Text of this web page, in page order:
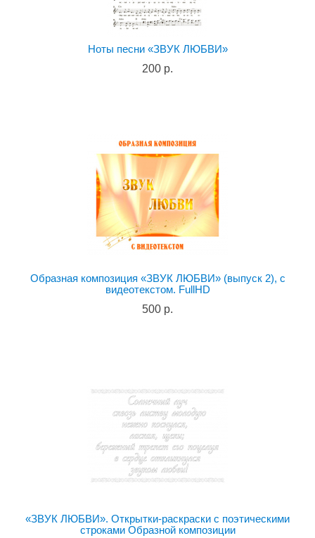
Ноты песни «ЗВУК ЛЮБВИ»
200 р.
Образная композиция «ЗВУК ЛЮБВИ» (выпуск 2), с
видеотекстом. FullHD
500 р.
«ЗВУК ЛЮБВИ». Открытки-раскраски с поэтическими
строками Образной композиции